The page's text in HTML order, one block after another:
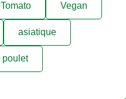
Tomato Vegan
asiatique
poulet